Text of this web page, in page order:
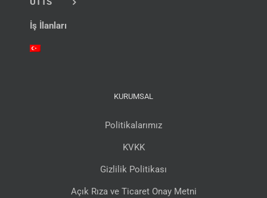
İş İlanları
KURUMSAL
Politikalarımız
KVKK
Gizlilik Politikası
Açık Rıza ve Ticaret Onay Metni